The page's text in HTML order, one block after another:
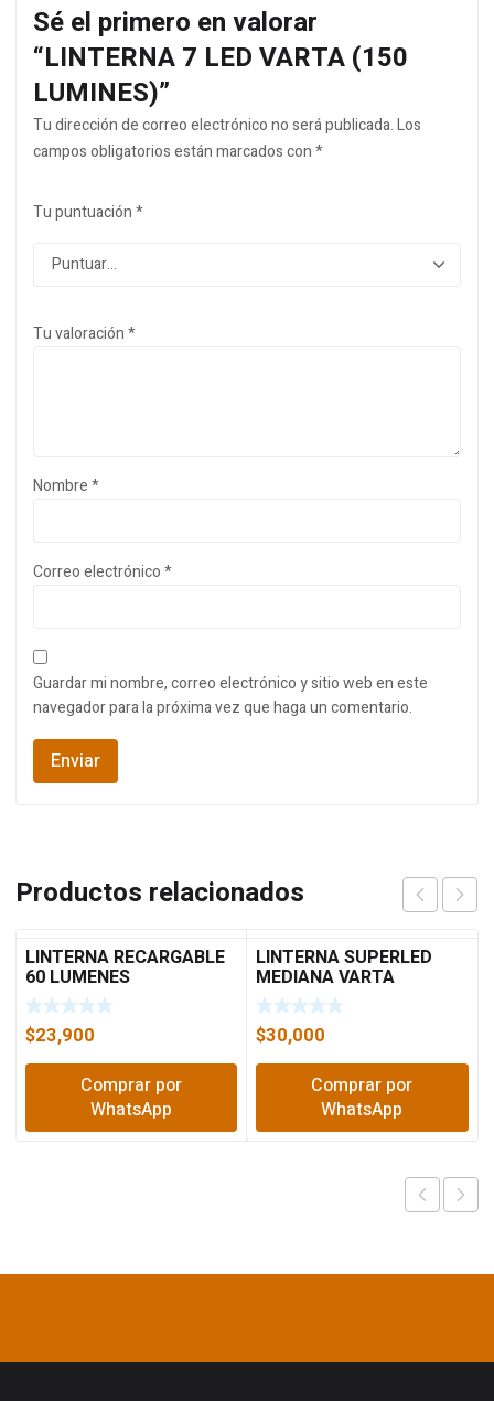
Sé el primero en valorar
“LINTERNA 7 LED VARTA (150
LUMINES)”
Tu dirección de correo electrónico no será publicada.Los
campos obligatorios están marcados con*
Tu puntuación*
Tu valoración*
Nombre*
Correo electrónico*
Guardar mi nombre, correo electrónico y sitio web en este
navegador para la próxima vez que haga un comentario.
Productos relacionados
LINTERNA RECARGABLE
60 LUMENES
$23,900
Comprar por
WhatsApp
LINTERNA SUPERLED
MEDIANA VARTA
$30,000
Comprar por
WhatsApp